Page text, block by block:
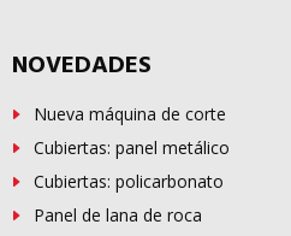
NOVEDADES
Nueva máquina de corte
Cubiertas: panel metálico
Cubiertas: policarbonato
Panel de lana de roca